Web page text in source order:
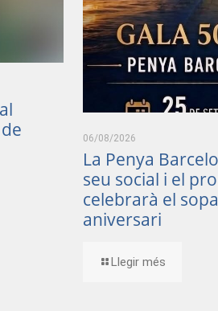
06/08/2026
La Penya
seu social i el
celebrarà el
aniversari
Llegir més